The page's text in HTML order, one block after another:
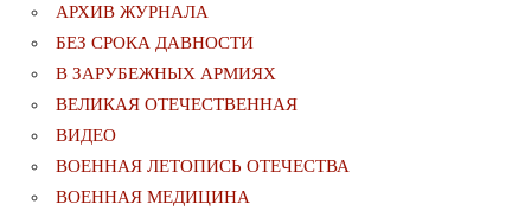
АРХИВ ЖУРНАЛА
БЕЗ СРОКА ДАВНОСТИ
В ЗАРУБЕЖНЫХ АРМИЯХ
ВЕЛИКАЯ ОТЕЧЕСТВЕННАЯ
ВИДЕО
ВОЕННАЯ ЛЕТОПИСЬ ОТЕЧЕСТВА
ВОЕННАЯ МЕДИЦИНА